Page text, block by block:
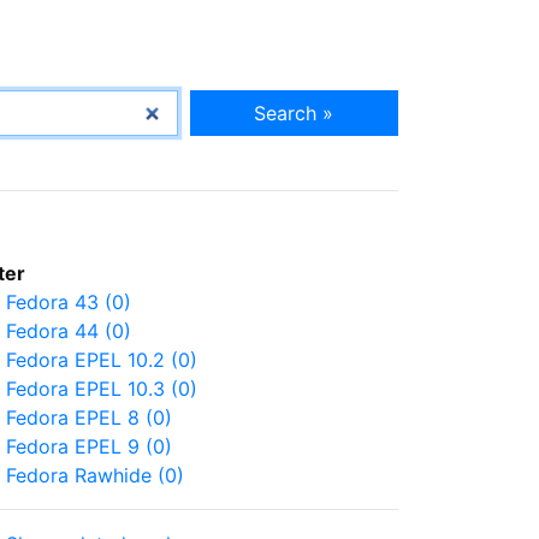
Search »
Fedora 43 (0)
Fedora 44 (0)
Fedora EPEL 10.2 (0)
Fedora EPEL 10.3 (0)
Fedora EPEL 8 (0)
Fedora EPEL 9 (0)
Fedora Rawhide (0)